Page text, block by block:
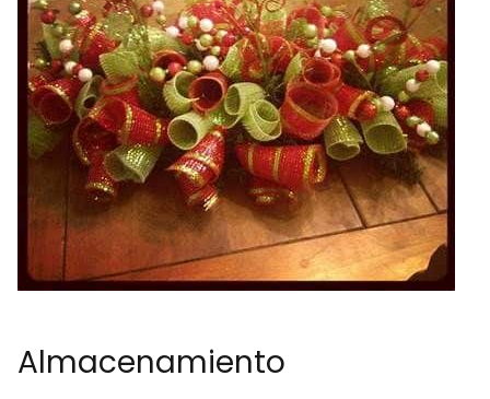
Almacenamiento